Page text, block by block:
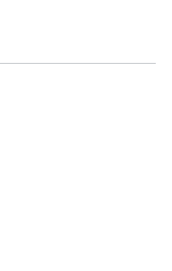
Intel Core i5-